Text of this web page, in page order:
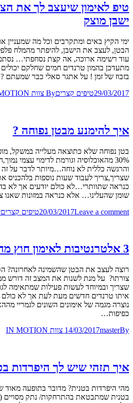
טיפ לאימון שיעצב לך את
ישבן מוצק
ימי הקיץ באים ומתקרבים וכל מה שמעניין
הבטן, לעצב את הישבן, להיפתר מהמלח
עוד רשימה ארוכה, אה קצת נסחפתי…
מתעדכן בהמון טרנדים חמים שחלקם
בזבוז של זמן ! על אתגר סאלי כבר שמעתם
29/03/2017טיפים קצריםBy צוות IN MOTION
איך להימנע מבטן נפוחה ?
30% מהאוכלוסיה וגורמת לדימוי עצמי
והרגשה כללית לא נוחה…מיותר לדבר על
שצריך,צריך לעבוד שעות נוספות בלהכניס
כנראה שתוותרי…לא כולם יודעים אך לא
שומן שהעלינו… אלא כנראה במזונות שאנו
20/03/2017Leave a comment טיפים קצרים
3 אלטרנטיבות לאימון חוץ מחדר כושר
רוצה לעצב את הבטן שהשמינה לאחרונה?
צורתו? על מנת לשנות את המצב זה דורש
שצריך ובמיוחד לעשות פעילות שמתאימה
איתו טרנדים חדשים מעת לעת אך לא כולם
נוצרה מגמה של אימונים השונים לגמריי
כפיפות…
14/03/2017masterBy צוות IN MOTION
איך תזהי שיש לך היפרדות
מהי היפרדות בטנית? מדובר בתופעה
בטנית שמתבטאת בהתרחקות/ נתק מסויים (